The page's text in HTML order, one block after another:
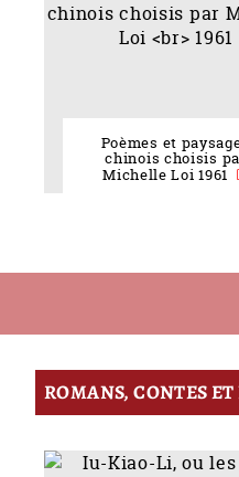
Poèmes et
chinois choisis
Michelle Loi 1961
ROMANS, CONTES